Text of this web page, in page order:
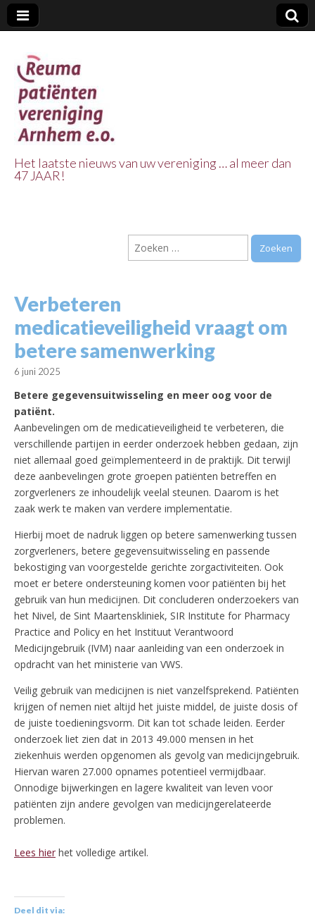
Vereniging
Arnhem e.o.
Het laatste nieuws van uw vereniging … al meer dan
47 JAAR!
Zoeken
naar:
Verbeteren
medicatieveiligheid vraagt om
betere samenwerking
6 juni 2025
Betere gegevensuitwisseling en meer oog voor de
patiënt.
Aanbevelingen om de medicatieveiligheid te verbeteren, die
verschillende partijen in eerder onderzoek hebben gedaan, zijn
niet allemaal goed geïmplementeerd in de praktijk. Dit terwijl
deze aanbevelingen grote groepen patiënten betreffen en
zorgverleners ze inhoudelijk veelal steunen. Daarom is het
zaak werk te maken van verdere implementatie.
Hierbij moet de nadruk liggen op betere samenwerking tussen
zorgverleners, betere gegevensuitwisseling en passende
bekostiging van voorgestelde gerichte zorgactiviteiten. Ook
moet er betere ondersteuning komen voor patiënten bij het
gebruik van hun medicijnen. Dit concluderen onderzoekers van
het Nivel, de Sint Maartenskliniek, SIR Institute for Pharmacy
Practice and Policy en het Instituut Verantwoord
Medicijngebruik (IVM) naar aanleiding van een onderzoek in
opdracht van het ministerie van VWS.
Veilig gebruik van medicijnen is niet vanzelfsprekend. Patiënten
krijgen of nemen niet altijd het juiste middel, de juiste dosis of
de juiste toedieningsvorm. Dit kan tot schade leiden. Eerder
onderzoek liet zien dat in 2013 49.000 mensen in het
ziekenhuis werden opgenomen als gevolg van medicijngebruik.
Hiervan waren 27.000 opnames potentieel vermijdbaar.
Onnodige bijwerkingen en lagere kwaliteit van leven voor
patiënten zijn andere gevolgen van medicijngerelateerde
problemen.
Lees hier het volledige artikel.
Deel dit via: